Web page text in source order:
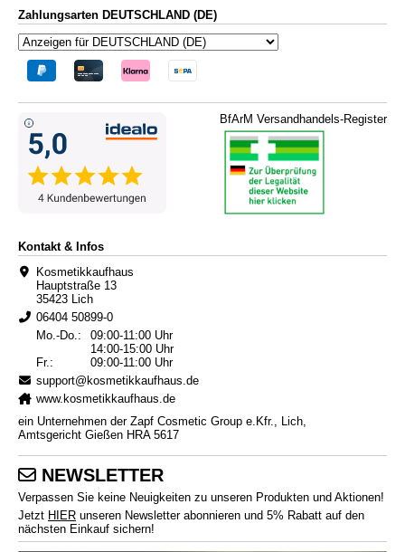
Zahlungsarten DEUTSCHLAND (DE)
BfArM Versandhandels-Register
Kontakt & Infos
Kosmetikkaufhaus
Hauptstraße 13
35423 Lich
06404 50899-0
Mo.-Do.:
09:00-11:00 Uhr
14:00-15:00 Uhr
Fr.:
09:00-11:00 Uhr
support@kosmetikkaufhaus.de
www.kosmetikkaufhaus.de
ein Unternehmen der Zapf Cosmetic Group e.Kfr., Lich,
Amtsgericht Gießen HRA 5617
NEWSLETTER
Verpassen Sie keine Neuigkeiten zu unseren Produkten und Aktionen!
Jetzt HIER unseren Newsletter abonnieren und 5% Rabatt auf den
nächsten Einkauf sichern!